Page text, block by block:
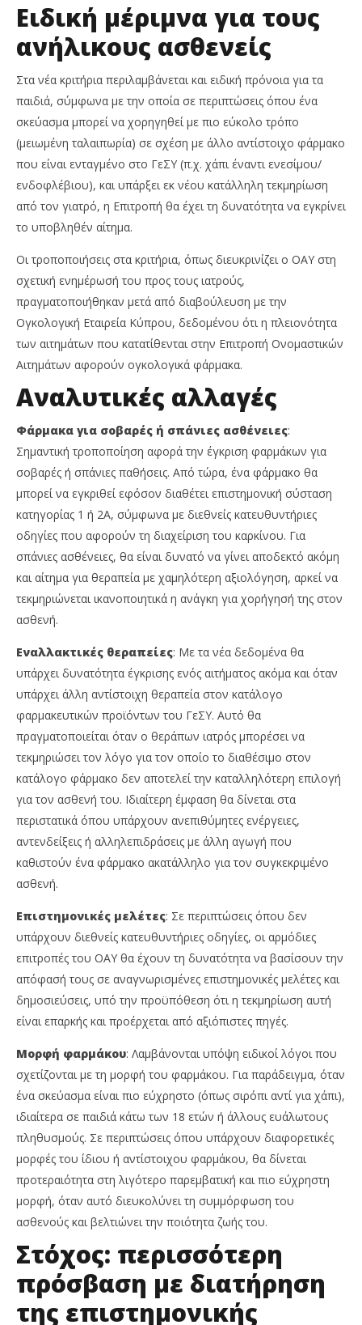
Ειδική μέριμνα για τους
ανήλικους ασθενείς
Στα νέα κριτήρια περιλαμβάνεται και ειδική πρόνοια για τα
παιδιά, σύμφωνα με την οποία σε περιπτώσεις όπου ένα
σκεύασμα μπορεί να χορηγηθεί με πιο εύκολο τρόπο
(μειωμένη ταλαιπωρία) σε σχέση με άλλο αντίστοιχο φάρμακο
που είναι ενταγμένο στο ΓεΣΥ (π.χ. χάπι έναντι ενεσίμου/
ενδοφλέβιου), και υπάρξει εκ νέου κατάλληλη τεκμηρίωση
από τον γιατρό, η Επιτροπή θα έχει τη δυνατότητα να εγκρίνει
το υποβληθέν αίτημα.
Οι τροποποιήσεις στα κριτήρια, όπως διευκρινίζει ο ΟΑΥ στη
σχετική ενημέρωσή του προς τους ιατρούς,
πραγματοποιήθηκαν μετά από διαβούλευση με την
Ογκολογική Εταιρεία Κύπρου, δεδομένου ότι η πλειονότητα
των αιτημάτων που κατατίθενται στην Επιτροπή Ονομαστικών
Αιτημάτων αφορούν ογκολογικά φάρμακα.
Αναλυτικές αλλαγές
Φάρμακα για σοβαρές ή σπάνιες ασθένειες:
Σημαντική τροποποίηση αφορά την έγκριση φαρμάκων για
σοβαρές ή σπάνιες παθήσεις. Από τώρα, ένα φάρμακο θα
μπορεί να εγκριθεί εφόσον διαθέτει επιστημονική σύσταση
κατηγορίας 1 ή 2Α, σύμφωνα με διεθνείς κατευθυντήριες
οδηγίες που αφορούν τη διαχείριση του καρκίνου. Για
σπάνιες ασθένειες, θα είναι δυνατό να γίνει αποδεκτό ακόμη
και αίτημα για θεραπεία με χαμηλότερη αξιολόγηση, αρκεί να
τεκμηριώνεται ικανοποιητικά η ανάγκη για χορήγησή της στον
ασθενή.
Εναλλακτικές θεραπείες: Με τα νέα δεδομένα θα
υπάρχει δυνατότητα έγκρισης ενός αιτήματος ακόμα και όταν
υπάρχει άλλη αντίστοιχη θεραπεία στον κατάλογο
φαρμακευτικών προϊόντων του ΓεΣΥ. Αυτό θα
πραγματοποιείται όταν ο θεράπων ιατρός μπορέσει να
τεκμηριώσει τον λόγο για τον οποίο το διαθέσιμο στον
κατάλογο φάρμακο δεν αποτελεί την καταλληλότερη επιλογή
για τον ασθενή του. Ιδιαίτερη έμφαση θα δίνεται στα
περιστατικά όπου υπάρχουν ανεπιθύμητες ενέργειες,
αντενδείξεις ή αλληλεπιδράσεις με άλλη αγωγή που
καθιστούν ένα φάρμακο ακατάλληλο για τον συγκεκριμένο
ασθενή.
Επιστημονικές μελέτες: Σε περιπτώσεις όπου δεν
υπάρχουν διεθνείς κατευθυντήριες οδηγίες, οι αρμόδιες
επιτροπές του ΟΑΥ θα έχουν τη δυνατότητα να βασίσουν την
απόφασή τους σε αναγνωρισμένες επιστημονικές μελέτες και
δημοσιεύσεις, υπό την προϋπόθεση ότι η τεκμηρίωση αυτή
είναι επαρκής και προέρχεται από αξιόπιστες πηγές.
Μορφή φαρμάκου: Λαμβάνονται υπόψη ειδικοί λόγοι που
σχετίζονται με τη μορφή του φαρμάκου. Για παράδειγμα, όταν
ένα σκεύασμα είναι πιο εύχρηστο (όπως σιρόπι αντί για χάπι),
ιδιαίτερα σε παιδιά κάτω των 18 ετών ή άλλους ευάλωτους
πληθυσμούς. Σε περιπτώσεις όπου υπάρχουν διαφορετικές
μορφές του ίδιου ή αντίστοιχου φαρμάκου, θα δίνεται
προτεραιότητα στη λιγότερο παρεμβατική και πιο εύχρηστη
μορφή, όταν αυτό διευκολύνει τη συμμόρφωση του
ασθενούς και βελτιώνει την ποιότητα ζωής του.
Στόχος: περισσότερη
πρόσβαση με διατήρηση
της επιστημονικής